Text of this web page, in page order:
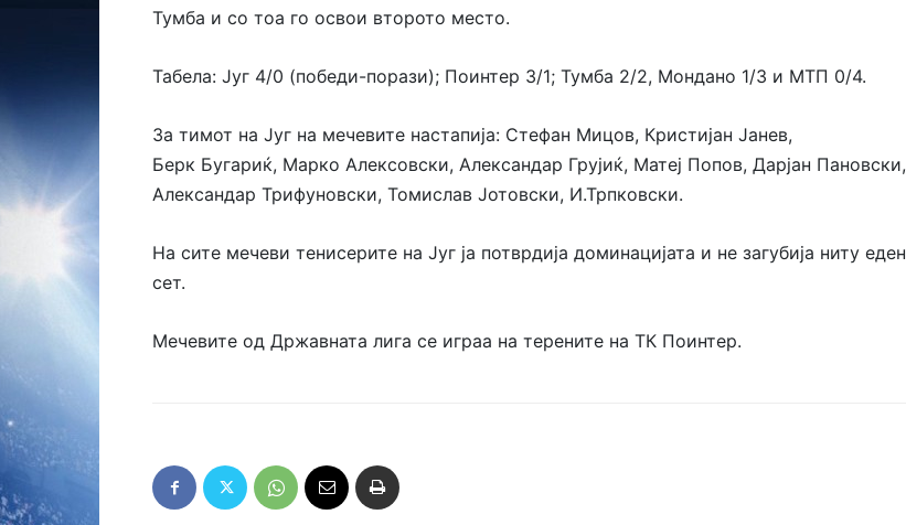
Тумба и со тоа го освои второто место.
Табела: Југ 4/0 (победи-порази); Поинтер 3/1; Тумба 2/2, Мондано 1/3 и МТП 0/4.
За тимот на Југ на мечевите настапија: Стефан Мицов, Кристијан Јанев,
Берк Бугариќ, Марко Алексовски, Александар Грујиќ, Матеј Попов, Дарјан Пановски,
Александар Трифуновски, Томислав Јотовски, И.Трпковски.
На сите мечеви тенисерите на Југ ја потврдија доминацијата и не загубија ниту еден
сет.
Мечевите од Државната лига се играа на терените на ТК Поинтер.